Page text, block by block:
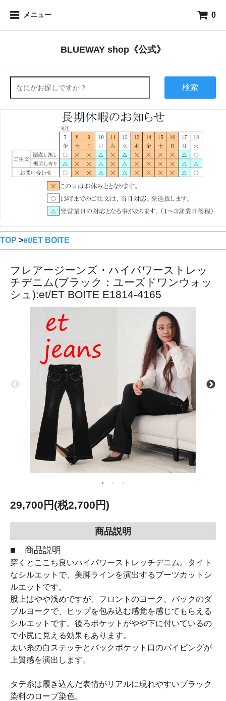
メニュー 0
BLUEWAY shop《公式》
検索
TOP >et/ET BOITE
フレアージーンズ・ハイパワーストレッ
チデニム(ブラック：ユーズドワンウォッ
シュ):et/ET BOITE E1814-4165
29,700円(税2,700円)
商品説明
■ 商品説明
穿くとここち良いハイパワーストレッチデニム。タイト
なシルエットで、美脚ラインを演出するブーツカットシ
ルエットです。
股上はやや浅めですが、フロントのヨーク、バックのダ
ブルヨークで、ヒップを包み込む感覚を感じてもらえる
シルエットです。後ろポケットがやや下に付いているの
で小尻に見える効果もあります。
太い糸の白ステッチとバックポケット口のパイピングが
上質感を演出します。
タテ糸は履き込んだ表情がリアルに現れやすいブラック
染料のロープ染色。